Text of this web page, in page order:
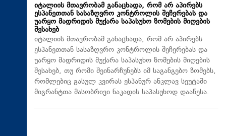
იტალიის მთავრობამ განაცხადა, რომ არ აპირებს
ესპანეთთან სასაზღვრო კონტროლის შეჩერებას და
უარყო მადრიდის მუქარა საპასუხო ზომების მიღების
შესახებ
იტალიის მთავრობამ განაცხადა, რომ არ აპირებს
ესპანეთთან სასაზღვრო კონტროლის შეჩერებას და
უარყო მადრიდის მუქარა საპასუხო ზომების მიღების
შესახებ, თუ რომი შეინარჩუნებს იმ საგანგებო ზომებს,
რომლებიც გასულ კვირას ესპანურ ანკლავ სეუტაში
მიგრანტთა მასობრივი ნაკადის საპასუხოდ დააწესა.